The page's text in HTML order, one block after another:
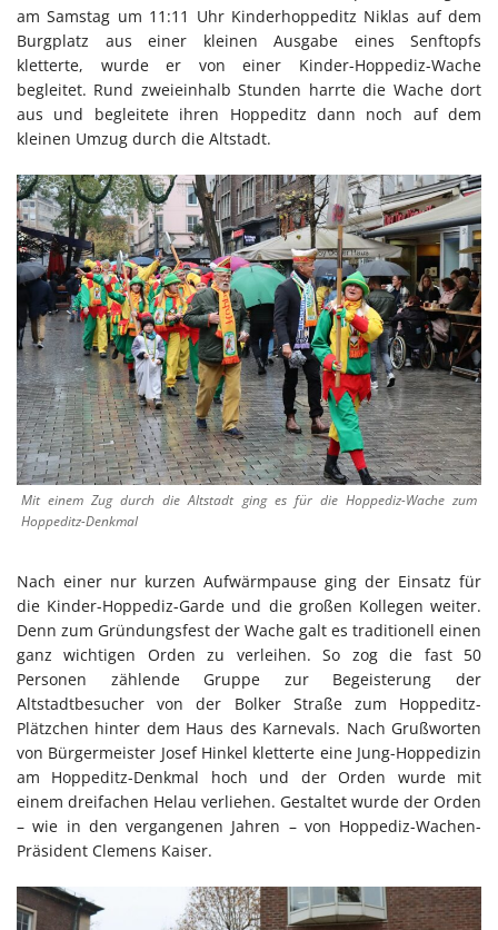
am Samstag um 11:11 Uhr Kinderhoppeditz Niklas auf dem
Burgplatz aus einer kleinen Ausgabe eines Senftopfs
kletterte, wurde er von einer Kinder-Hoppediz-Wache
begleitet. Rund zweieinhalb Stunden harrte die Wache dort
aus und begleitete ihren Hoppeditz dann noch auf dem
kleinen Umzug durch die Altstadt.
Mit einem Zug durch die Altstadt ging es für die Hoppediz-Wache zum
Hoppeditz-Denkmal
Nach einer nur kurzen Aufwärmpause ging der Einsatz für
die Kinder-Hoppediz-Garde und die großen Kollegen weiter.
Denn zum Gründungsfest der Wache galt es traditionell einen
ganz wichtigen Orden zu verleihen. So zog die fast 50
Personen zählende Gruppe zur Begeisterung der
Altstadtbesucher von der Bolker Straße zum Hoppeditz-
Plätzchen hinter dem Haus des Karnevals. Nach Grußworten
von Bürgermeister Josef Hinkel kletterte eine Jung-Hoppedizin
am Hoppeditz-Denkmal hoch und der Orden wurde mit
einem dreifachen Helau verliehen. Gestaltet wurde der Orden
– wie in den vergangenen Jahren – von Hoppediz-Wachen-
Präsident Clemens Kaiser.